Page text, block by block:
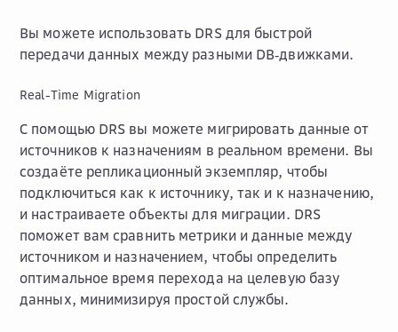
Вы можете использовать DRS для быстрой
передачи данных между разными DB‑движками.
Real-Time Migration
С помощью DRS вы можете мигрировать данные от
источников к назначениям в реальном времени. Вы
создаёте репликационный экземпляр, чтобы
подключиться как к источнику, так и к назначению,
и настраиваете объекты для миграции. DRS
поможет вам сравнить метрики и данные между
источником и назначением, чтобы определить
оптимальное время перехода на целевую базу
данных, минимизируя простой службы.